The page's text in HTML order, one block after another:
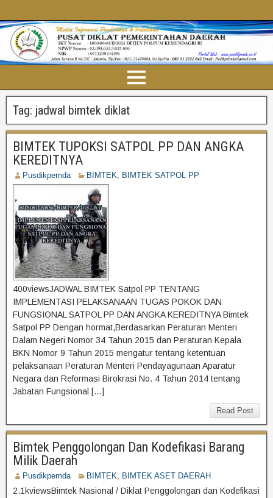
Tag: jadwal bimtek diklat
BIMTEK TUPOKSI SATPOL PP DAN ANGKA
KEREDITNYA
Pusdikpemda BIMTEK, BIMTEK SATPOL PP
400viewsJADWAL BIMTEK Satpol PP TENTANG
IMPLEMENTASI PELAKSANAAN TUGAS POKOK DAN
FUNGSIONAL SATPOL PP DAN ANGKA KEREDITNYA Bimtek
Satpol PP Dengan hormat,Berdasarkan Peraturan Menteri
Dalam Negeri Nomor 34 Tahun 2015 dan Peraturan Kepala
BKN Nomor 9 Tahun 2015 mengatur tentang ketentuan
pelaksanaan Peraturan Menteri Pendayagunaan Aparatur
Negara dan Reformasi Birokrasi No. 4 Tahun 2014 tentang
Jabatan Fungsional […]
Read Post
Bimtek Penggolongan Dan Kodefikasi Barang
Milik Daerah
Pusdikpemda BIMTEK, BIMTEK ASET DAERAH
2.1kviewsBimtek Nasional / Diklat Penggolongan dan Kodefikasi